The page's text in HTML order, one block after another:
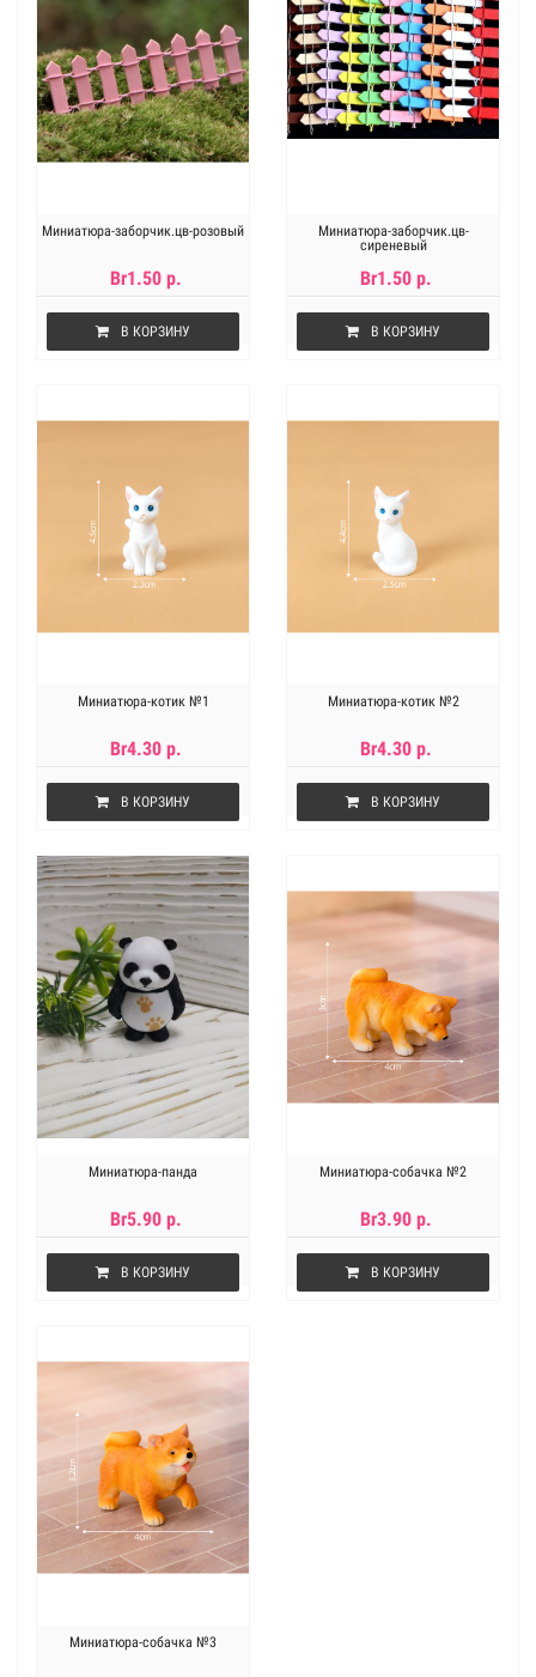
Миниатюра-заборчик.цв-розовый
Br1.50 р.
В КОРЗИНУ
Миниатюра-заборчик.цв-
сиреневый
Br1.50 р.
В КОРЗИНУ
Миниатюра-котик №1
Br4.30 р.
В КОРЗИНУ
Миниатюра-котик №2
Br4.30 р.
В КОРЗИНУ
Миниатюра-панда
Br5.90 р.
В КОРЗИНУ
Миниатюра-собачка №2
Br3.90 р.
В КОРЗИНУ
Миниатюра-собачка №3